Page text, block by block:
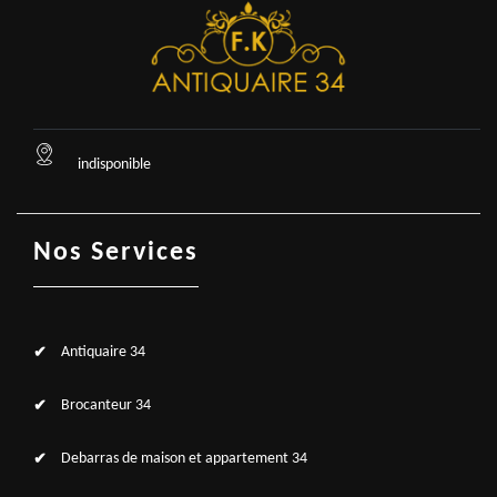
indisponible
Nos Services
Antiquaire 34
Brocanteur 34
Debarras de maison et appartement 34